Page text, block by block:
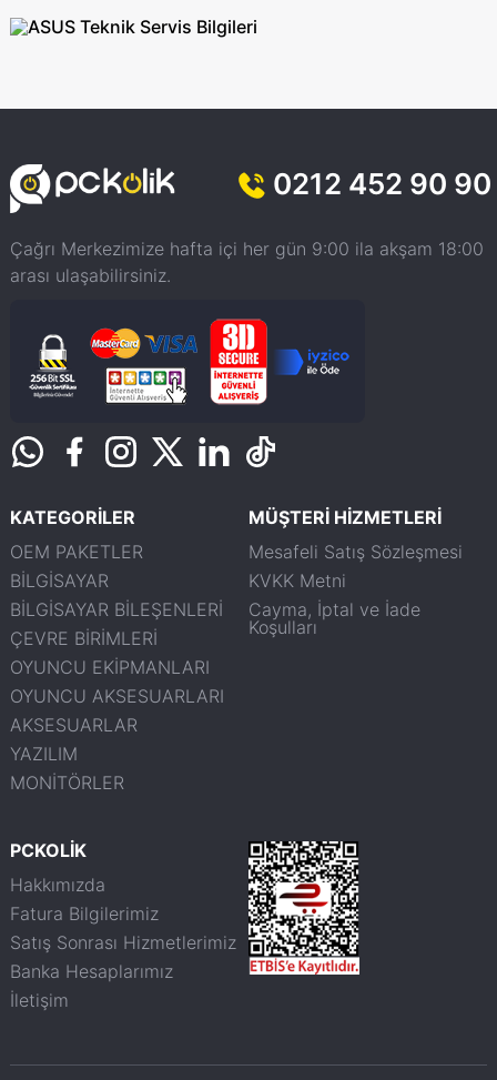
0212 452 90 90
Çağrı Merkezimize hafta içi her gün 9:00 ila akşam 18:00
arası ulaşabilirsiniz.
KATEGORİLER
OEM PAKETLER
BİLGİSAYAR
BİLGİSAYAR BİLEŞENLERİ
ÇEVRE BİRİMLERİ
OYUNCU EKİPMANLARI
OYUNCU AKSESUARLARI
AKSESUARLAR
YAZILIM
MONİTÖRLER
MÜŞTERİ HİZMETLERİ
Mesafeli Satış Sözleşmesi
KVKK Metni
Cayma, İptal ve İade
Koşulları
PCKOLİK
Hakkımızda
Fatura Bilgilerimiz
Satış Sonrası Hizmetlerimiz
Banka Hesaplarımız
İletişim